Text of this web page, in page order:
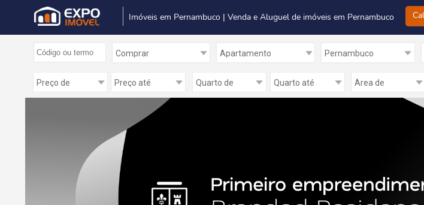
Imóveis em Pernambuco | Venda e Aluguel de imóveis em Pernambuco